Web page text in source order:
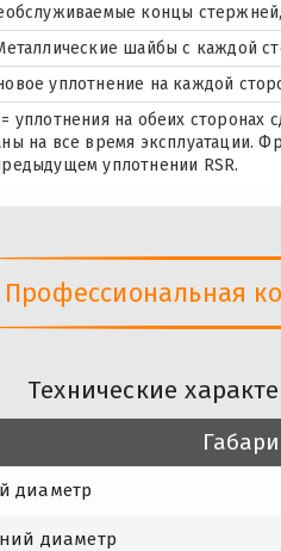
концы
шайбы с каждой
уплотнение на каждой
= уплотнения на обеих сторонах
на все время эксплуатации.
уплотнении RSR.
Профессиональная
Технические
диаметр
диаметр